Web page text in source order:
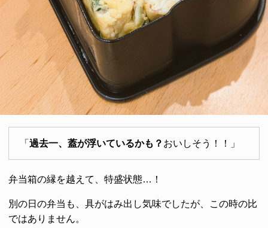
「 過去一、蓋が浮いているかも？ おいしそう！！」
弁当箱の縁を越えて、特盛状態…！
別の日の弁当も、具がはみ出し気味でしたが、この時の比
ではありません。